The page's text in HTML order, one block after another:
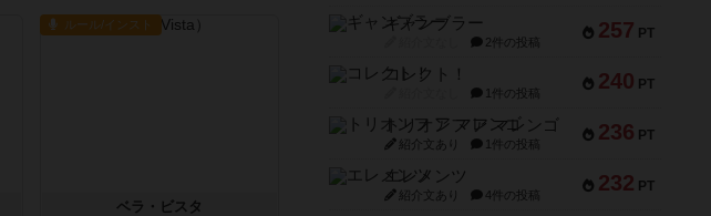
ルール/インスト
ベラ・ビスタ
257 PT
ギャンブラー
2件の投稿
240 PT
コレクト！
1件の投稿
236 PT
トリオンフ ア マレンゴ
紹介文あり 1件の投稿
232 PT
エレメンツ
紹介文あり 4件の投稿